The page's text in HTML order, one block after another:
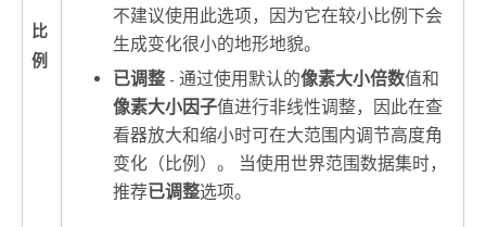
比
例
不建议使用此选项，因为它在较小比例下会
生成变化很小的地形地貌。
已调整 - 通过使用默认的像素大小倍数值和
像素大小因子值进行非线性调整，因此在查
看器放大和缩小时可在大范围内调节高度角
变化（比例）。 当使用世界范围数据集时，
推荐已调整选项。